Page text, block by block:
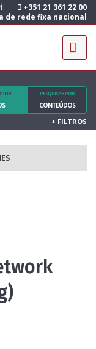
+351 21 361 22 00
de rede fixa nacional
POR PESQUISAR POR
CONTEÚDOS
+ FILTROS